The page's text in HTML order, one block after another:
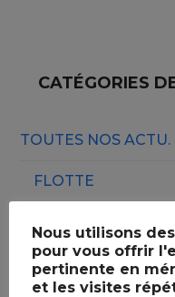
CATÉGORIES
TOUTES NOS ACTU.
FLOTTE
À VOTRE DISPO.
CONCIERGERIE
Nous utilisons
pour vous offrir
pertinente en
et les visites